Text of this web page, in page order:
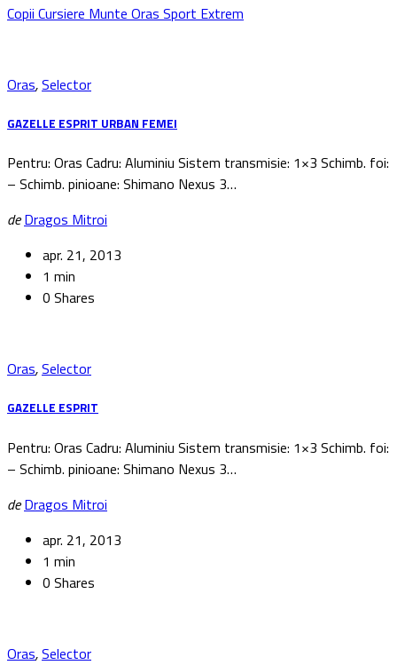
Copii Cursiere Munte Oras Sport Extrem
Oras,Selector
GAZELLE ESPRIT URBAN FEMEI
Pentru: Oras Cadru: Aluminiu Sistem transmisie: 1×3 Schimb. foi:
– Schimb. pinioane: Shimano Nexus 3…
de Dragos Mitroi
apr. 21, 2013
1 min
0 Shares
Oras,Selector
GAZELLE ESPRIT
Pentru: Oras Cadru: Aluminiu Sistem transmisie: 1×3 Schimb. foi:
– Schimb. pinioane: Shimano Nexus 3…
de Dragos Mitroi
apr. 21, 2013
1 min
0 Shares
Oras,Selector